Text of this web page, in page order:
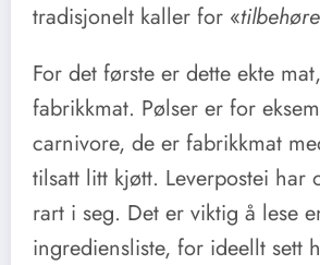
tradisjonelt kaller for «
For det første er dette ekte
fabrikkmat. Pølser er for
carnivore, de er fabrikkmat
tilsatt litt kjøtt. Leverpostei har
rart i seg. Det er viktig å lese
ingrediensliste, for ideellt sett